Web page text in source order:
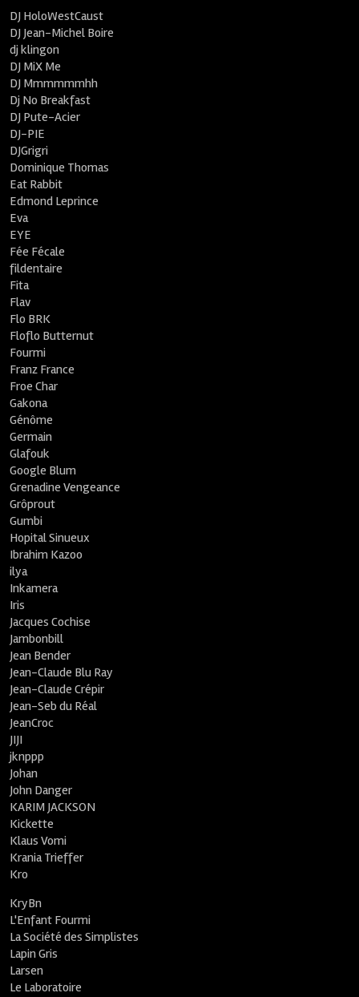
DJ HoloWestCaust
DJ Jean-Michel Boire
dj klingon
DJ MiX Me
DJ Mmmmmmhh
Dj No Breakfast
DJ Pute-Acier
DJ-PIE
DJGrigri
Dominique Thomas
Eat Rabbit
Edmond Leprince
Eva
EYE
Fée Fécale
fildentaire
Fita
Flav
Flo BRK
Floflo Butternut
Fourmi
Franz France
Froe Char
Gakona
Génôme
Germain
Glafouk
Google Blum
Grenadine Vengeance
Grôprout
Gumbi
Hopital Sinueux
Ibrahim Kazoo
ilya
Inkamera
Iris
Jacques Cochise
Jambonbill
Jean Bender
Jean-Claude Blu Ray
Jean-Claude Crépir
Jean-Seb du Réal
JeanCroc
JIJI
jknppp
Johan
John Danger
KARIM JACKSON
Kickette
Klaus Vomi
Krania Trieffer
Kro
KryBn
L'Enfant Fourmi
La Société des Simplistes
Lapin Gris
Larsen
Le Laboratoire